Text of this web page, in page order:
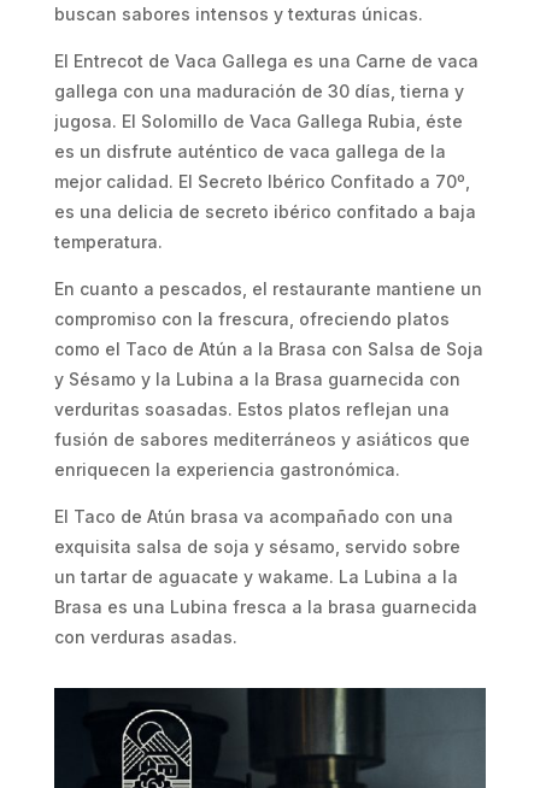
buscan sabores intensos y texturas únicas.
El Entrecot de Vaca Gallega es una Carne de vaca
gallega con una maduración de 30 días, tierna y
jugosa. El Solomillo de Vaca Gallega Rubia, éste
es un disfrute auténtico de vaca gallega de la
mejor calidad. El Secreto Ibérico Confitado a 70º,
es una delicia de secreto ibérico confitado a baja
temperatura.
En cuanto a pescados, el restaurante mantiene un
compromiso con la frescura, ofreciendo platos
como el Taco de Atún a la Brasa con Salsa de Soja
y Sésamo y la Lubina a la Brasa guarnecida con
verduritas soasadas. Estos platos reflejan una
fusión de sabores mediterráneos y asiáticos que
enriquecen la experiencia gastronómica.
El Taco de Atún brasa va acompañado con una
exquisita salsa de soja y sésamo, servido sobre
un tartar de aguacate y wakame. La Lubina a la
Brasa es una Lubina fresca a la brasa guarnecida
con verduras asadas.